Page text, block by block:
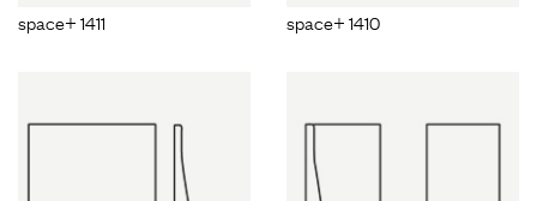
space+ 1411 space+ 1410